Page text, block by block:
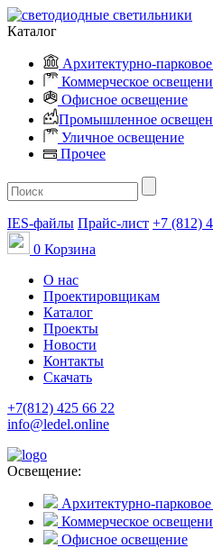
Каталог
Архитектурно-
Коммерческое
Офисное освещение
Промышленное
Уличное освещение
Прочее
IES-файлы Прайс-лист +7 (812)
0 Корзина
О нас
Проектировщикам
Каталог
Проекты
Новости
Контакты
Скачать
+7(812) 425 66 22
info@ledel.online
Освещение:
Архитектурно-
Коммерческое
Офисное освещение